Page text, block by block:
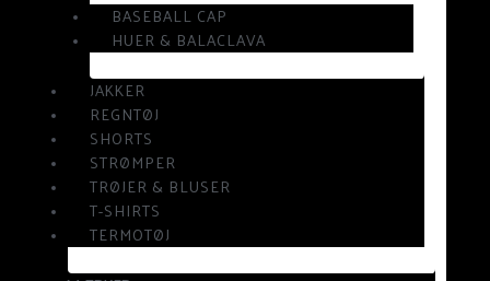
BASEBALL CAP
HUER & BALACLAVA
JAKKER
REGNTØJ
SHORTS
STRØMPER
TRØJER & BLUSER
T-SHIRTS
TERMOTØJ